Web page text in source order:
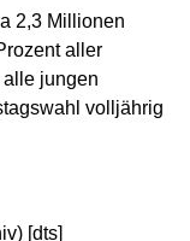
2,3 Millionen
aller
jungen
volljährig
[dts]